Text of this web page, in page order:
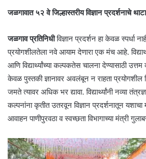
जळगावात ५२ वे जिल्हास्तरीय विज्ञान प्रदर्शनाचे
जळगाव प्रतिनिधीविज्ञान प्रदर्शन हा केवळ स्पर्धा
प्रयोगशीलतेला नवे आयाम देणारा एक मंच आहे.
आणि विद्यार्थ्यांच्या कल्पकतेस चालना देण्यासाठी उत्तम
केवळ पुस्तकी ज्ञानावर अवलंबून न राहता प्रयोगशील
जमते त्यावर अधिक भर द्यावा. विद्यार्थ्यांनी नव्या
कल्पनांना कृतीत उतरवून विज्ञान प्रदर्शनातून
आवाहन पाणीपुरवठा व स्वच्छता विभागाच्या मंत्री